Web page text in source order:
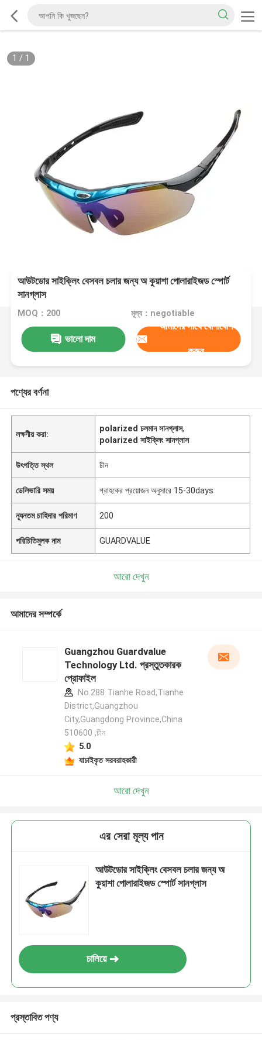
1 / 1
আউটডোর সাইক্লিং বেসবল চলার জন্য অ কুয়াশা পোলারাইজড স্পোর্ট
সানগ্লাস
MOQ：200 মূল্য：negotiable
ভালো দাম
আমাদের সাথে যোগাযোগ
করুন
পণ্যের বর্ণনা
লক্ষণীয় করা:
polarized চলমান সানগ্লাস,
polarized সাইক্লিং সানগ্লাস
উৎপত্তি স্থল চীন
ডেলিভারি সময় গ্রাহকের প্রয়োজন অনুসারে 15-30days
ন্যূনতম চাহিদার পরিমাণ 200
পরিচিতিমুলক নাম GUARDVALUE
আরো দেখুন
আমাদের সম্পর্কে
Guangzhou Guardvalue
Technology Ltd. প্রস্তুতকারক
প্রোফাইল
No.288 Tianhe Road,Tianhe
District,Guangzhou
City,Guangdong Province,China
510600 ,চীন
5.0
যাচাইকৃত সরবরাহকারী
আরো দেখুন
এর সেরা মূল্য পান
আউটডোর সাইক্লিং বেসবল চলার জন্য অ
কুয়াশা পোলারাইজড স্পোর্ট সানগ্লাস
চালিয়ে
প্রস্তাবিত পণ্য